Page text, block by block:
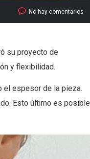
No hay comentarios
su proyecto de
y flexibilidad.
el espesor de la pieza.
Esto último es posible